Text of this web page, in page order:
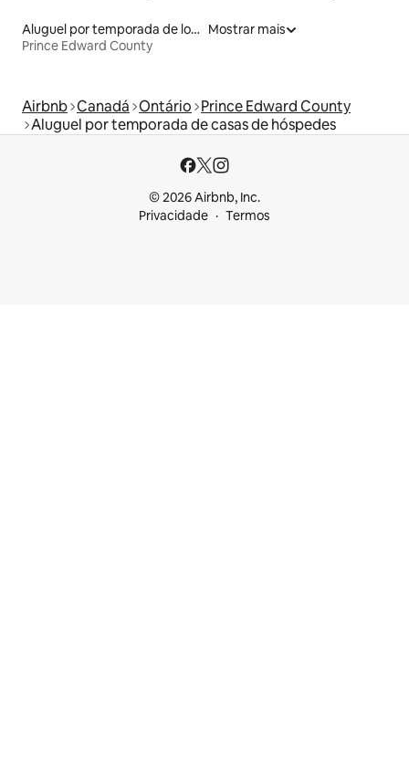
Aluguel por temporada de lofts
Prince Edward County
Mostrar mais
Airbnb Canadá Ontário Prince Edward County
Aluguel por temporada de casas de hóspedes
© 2026 Airbnb, Inc.
Privacidade
Termos